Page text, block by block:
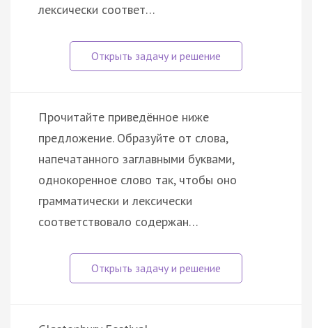
лексически соответ…
Прочитайте приведённое ниже
предложение. Образуйте от слова,
напечатанного заглавными буквами,
однокоренное слово так, чтобы оно
грамматически и лексически
соответствовало содержан…